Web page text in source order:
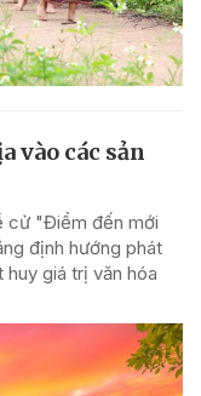
vào các sản
cử "Điểm đến mới
định hướng phát
giá trị văn hóa